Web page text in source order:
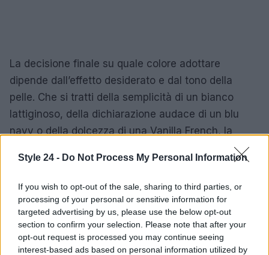
Style 24 - Do Not Process My Personal Information
If you wish to opt-out of the sale, sharing to third parties, or
processing of your personal or sensitive information for
targeted advertising by us, please use the below opt-out
section to confirm your selection. Please note that after your
opt-out request is processed you may continue seeing
interest-based ads based on personal information utilized by
La decisione finale su quale colore adottare
dipende dall’effetto desiderato e dal tono della
pelle. Che si tratti della semplicità di un bianco
lattiginoso, della dichiarazione audace di un blu
navy o della dolcezza di una Vanilla French, la
pedicure dell’estate 2026 è soprattutto una scelta
personale: il vero criterio rimane ciò che ti fa
sentire a tuo agio, con un occhio alle finiture e al
contrasto con l’abbronzatura per massimizzare
l’impatto visivo.